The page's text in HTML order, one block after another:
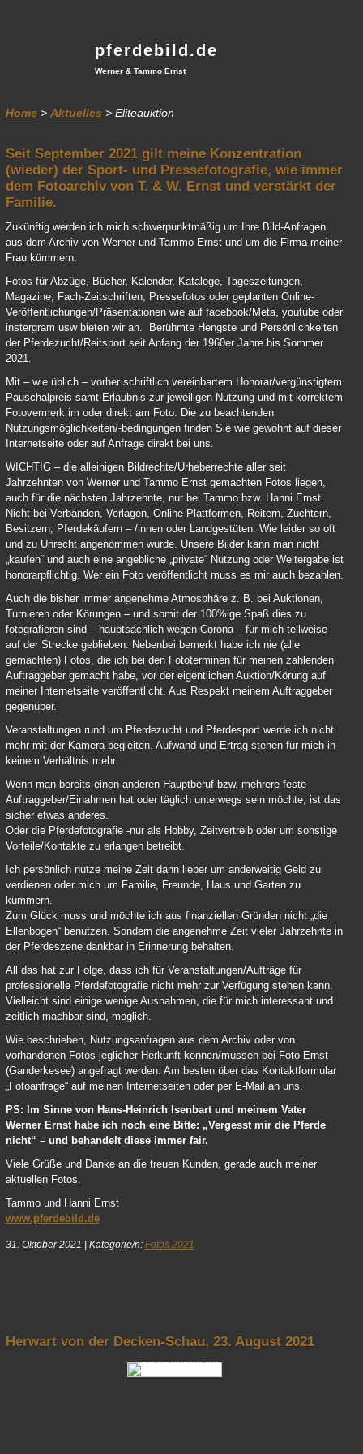
pferdebild.de
Werner & Tammo Ernst
Home> Aktuelles > Eliteauktion
Seit September 2021 gilt meine Konzentration
(wieder) der Sport- und Pressefotografie, wie immer
dem Fotoarchiv von T. & W. Ernst und verstärkt der
Familie.
Zukünftig werden ich mich schwerpunktmäßig um Ihre Bild-Anfragen
aus dem Archiv von Werner und Tammo Ernst und um die Firma meiner
Frau kümmern.
Fotos für Abzüge, Bücher, Kalender, Kataloge, Tageszeitungen,
Magazine, Fach-Zeitschriften, Pressefotos oder geplanten Online-
Veröffentlichungen/Präsentationen wie auf facebook/Meta, youtube oder
instergram usw bieten wir an. Berühmte Hengste und Persönlichkeiten
der Pferdezucht/Reitsport seit Anfang der 1960er Jahre bis Sommer
2021.
Mit – wie üblich – vorher schriftlich vereinbartem Honorar/vergünstigtem
Pauschalpreis samt Erlaubnis zur jeweiligen Nutzung und mit korrektem
Fotovermerk im oder direkt am Foto. Die zu beachtenden
Nutzungsmöglichkeiten/-bedingungen finden Sie wie gewohnt auf dieser
Internetseite oder auf Anfrage direkt bei uns.
WICHTIG – die alleinigen Bildrechte/Urheberrechte aller seit
Jahrzehnten von Werner und Tammo Ernst gemachten Fotos liegen,
auch für die nächsten Jahrzehnte, nur bei Tammo bzw. Hanni Ernst.
Nicht bei Verbänden, Verlagen, Online-Plattformen, Reitern, Züchtern,
Besitzern, Pferdekäufern – /innen oder Landgestüten. Wie leider so oft
und zu Unrecht angenommen wurde. Unsere Bilder kann man nicht
„kaufen“ und auch eine angebliche „private“ Nutzung oder Weitergabe ist
honorarpflichtig. Wer ein Foto veröffentlicht muss es mir auch bezahlen.
Auch die bisher immer angenehme Atmosphäre z. B. bei Auktionen,
Turnieren oder Körungen – und somit der 100%ige Spaß dies zu
fotografieren sind – hauptsächlich wegen Corona – für mich teilweise
auf der Strecke geblieben. Nebenbei bemerkt habe ich nie (alle
gemachten) Fotos, die ich bei den Fototerminen für meinen zahlenden
Auftraggeber gemacht habe, vor der eigentlichen Auktion/Körung auf
meiner Internetseite veröffentlicht. Aus Respekt meinem Auftraggeber
gegenüber.
Veranstaltungen rund um Pferdezucht und Pferdesport werde ich nicht
mehr mit der Kamera begleiten. Aufwand und Ertrag stehen für mich in
keinem Verhältnis mehr.
Wenn man bereits einen anderen Hauptberuf bzw. mehrere feste
Auftraggeber/Einahmen hat oder täglich unterwegs sein möchte, ist das
sicher etwas anderes.
Oder die Pferdefotografie -nur als Hobby, Zeitvertreib oder um sonstige
Vorteile/Kontakte zu erlangen betreibt.
Ich persönlich nutze meine Zeit dann lieber um anderweitig Geld zu
verdienen oder mich um Familie, Freunde, Haus und Garten zu
kümmern.
Zum Glück muss und möchte ich aus finanziellen Gründen nicht „die
Ellenbogen“ benutzen. Sondern die angenehme Zeit vieler Jahrzehnte in
der Pferdeszene dankbar in Erinnerung behalten.
All das hat zur Folge, dass ich für Veranstaltungen/Aufträge für
professionelle Pferdefotografie nicht mehr zur Verfügung stehen kann.
Vielleicht sind einige wenige Ausnahmen, die für mich interessant und
zeitlich machbar sind, möglich.
Wie beschrieben, Nutzungsanfragen aus dem Archiv oder von
vorhandenen Fotos jeglicher Herkunft können/müssen bei Foto Ernst
(Ganderkesee) angefragt werden. Am besten über das Kontaktformular
„Fotoanfrage“ auf meinen Internetseiten oder per E-Mail an uns.
PS: Im Sinne von Hans-Heinrich Isenbart und meinem Vater
Werner Ernst habe ich noch eine Bitte: „Vergesst mir die Pferde
nicht“ – und behandelt diese immer fair.
Viele Grüße und Danke an die treuen Kunden, gerade auch meiner
aktuellen Fotos.
Tammo und Hanni Ernst
www.pferdebild.de
31. Oktober 2021 Kategorie/n: Fotos 2021
Herwart von der Decken-Schau, 23. August 2021